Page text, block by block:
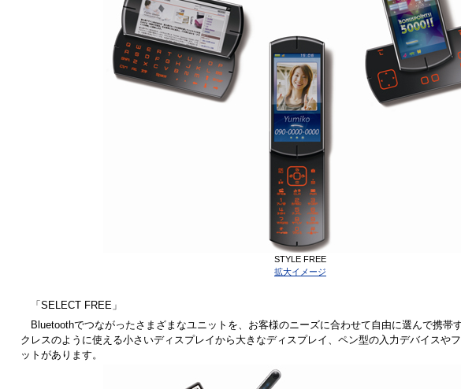
STYLE FREE
拡大イメージ
「SELECT FREE」
Bluetoothでつながったさまざまなユニットを、お客様のニーズに合わせて自由に選んで携帯
クレスのように使える小さいディスプレイから大きなディスプレイ、ペン型の入力デバイスや
ットがあります。